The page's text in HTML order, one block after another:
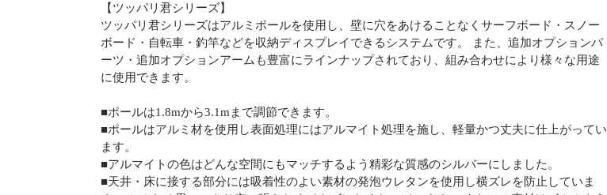
【ツッパリ君シリーズ】
ツッパリ君シリーズはアルミポールを使用し、壁に穴をあけることなくサーフボード・スノー
ボード・自転車・釣竿などを収納ディスプレイできるシステムです。 また、追加オプションパ
ーツ・追加オプションアームも豊富にラインナップされており、組み合わせにより様々な用途
に使用できます。
■ポールは1.8mから3.1mまで調節できます。
■ポールはアルミ材を使用し表面処理にはアルマイト処理を施し、軽量かつ丈夫に仕上がってい
ます。
■アルマイトの色はどんな空間にもマッチするよう精彩な質感のシルバーにしました。
■天井・床に接する部分には吸着性のよい素材の発泡ウレタンを使用し横ズレを防止していま